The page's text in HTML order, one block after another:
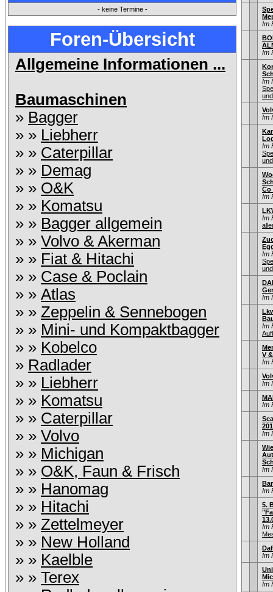
- keine Termine -
Foren-Übersicht
Allgemeine Informationen ...
Baumaschinen
» Bagger
» » Liebherr
» » Caterpillar
» » Demag
» » O&K
» » Komatsu
» » Bagger allgemein
» » Volvo & Akerman
» » Fiat & Hitachi
» » Case & Poclain
» » Atlas
» » Zeppelin & Sennebogen
» » Mini- und Kompaktbagger
» » Kobelco
» Radlader
» » Liebherr
» » Komatsu
» » Caterpillar
» » Volvo
» » Michigan
» » O&K, Faun & Frisch
» » Hanomag
» » Hitachi
» » Zettelmeyer
» » New Holland
» » Kaelble
» » Terex
Im
Im
Im
Im
Im
Co
Im
Im
Im
Im
Im
V
Im
Im
Im
Im
Im
Im
5.
Im
Im
Im